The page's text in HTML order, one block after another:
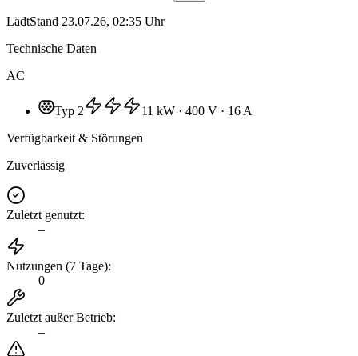
LädtStand 23.07.26, 02:35 Uhr
Technische Daten
AC
Typ 2 11 kW · 400 V · 16 A
Verfügbarkeit & Störungen
Zuverlässig
Zuletzt genutzt:
–
Nutzungen (7 Tage):
0
Zuletzt außer Betrieb:
–